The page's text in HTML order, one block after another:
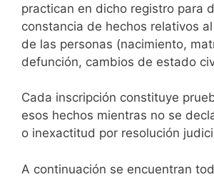
practican en dicho registro para
constancia de hechos relativos
de las personas (nacimiento,
defunción, cambios de estado
Cada inscripción constituye
esos hechos mientras no se
o inexactitud por resolución
A continuación se encuentran